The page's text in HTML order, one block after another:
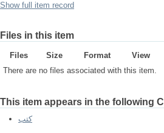
Show full item record
Files in this item
Files Size Format
View
There are no files associated with this item.
This item appears in the following
كتب